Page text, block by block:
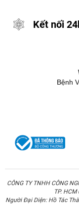
Kết nối
Bệnh
CÔNG TY TNHH CÔNG
TP.
Người Đại Diện: Hồ Tác